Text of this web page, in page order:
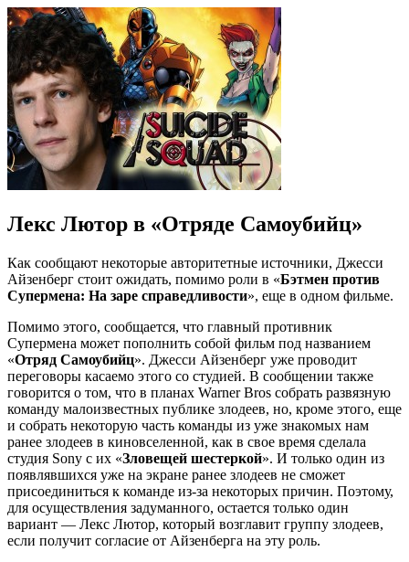
Лекс Лютор в «Отряде Самоубийц»
Как сообщают некоторые авторитетные источники, Джесси
Айзенберг стоит ожидать, помимо роли в «Бэтмен против
Супермена: На заре справедливости», еще в одном фильме.
Помимо этого, сообщается, что главный противник
Супермена может пополнить собой фильм под названием
«Отряд Самоубийц». Джесси Айзенберг уже проводит
переговоры касаемо этого со студией. В сообщении также
говорится о том, что в планах Warner Bros собрать развязную
команду малоизвестных публике злодеев, но, кроме этого, еще
и собрать некоторую часть команды из уже знакомых нам
ранее злодеев в киновселенной, как в свое время сделала
студия Sony с их «Зловещей шестеркой». И только один из
появлявшихся уже на экране ранее злодеев не сможет
присоединиться к команде из-за некоторых причин. Поэтому,
для осуществления задуманного, остается только один
вариант — Лекс Лютор, который возглавит группу злодеев,
если получит согласие от Айзенберга на эту роль.